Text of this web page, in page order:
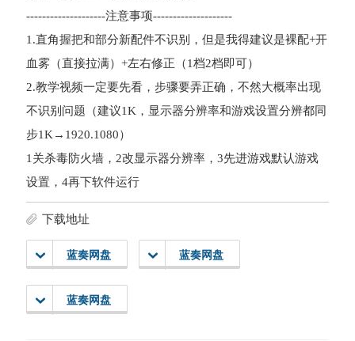
--------------------注意事项--------------------
1.直角握把和部分新配件不识别，但是我得建议是裸配+开
血雾（直接拉满）+左右修正（1档2档即可）
2.教学视频一定要先看，步骤要弄正确，不然大概率出现
不识别问题（建议1K，显示器分辨率和游戏设置分辨都同
步1K→1920.1080）
1关杀毒防火墙，2改显示器分辨率，3先进游戏默认游戏
设置，4再下软件运行
下载地址
蓝奏网盘 蓝奏网盘
蓝奏网盘